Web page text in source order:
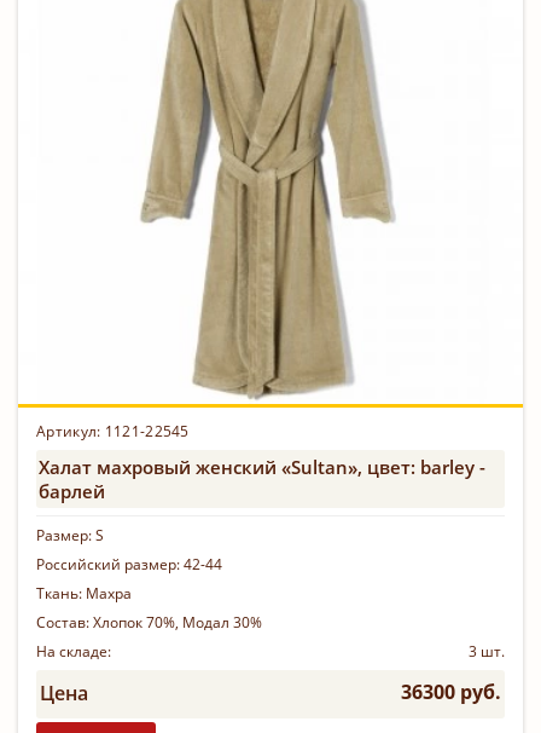
Артикул: 1121-22545
Халат махровый женский «Sultan», цвет: barley -
барлей
Размер:S
Российский размер:42-44
Ткань: Махра
Состав:Хлопок 70%, Модал 30%
На складе:
3 шт.
Цена 36300 руб.